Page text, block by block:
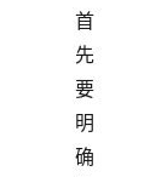
首
先
要
明
确